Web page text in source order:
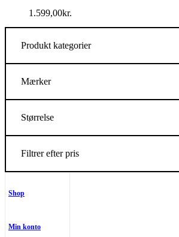
1.599,00kr.
Produkt kategorier
Mærker
Størrelse
Filtrer efter pris
Shop
Min konto